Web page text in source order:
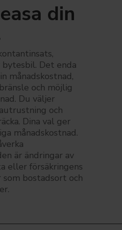
din
Det enda
månadskostnad,
och möjlig
Du väljer
och
Dina val ger
månadskostnad.
är ändringar av
eller försäkringens
bostadsort och